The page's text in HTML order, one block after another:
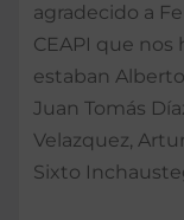
agradecido a
CEAPI que
estaban
Juan Tomás
Velazquez,
Sixto